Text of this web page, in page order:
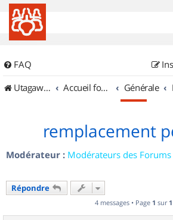
FAQ
UtagawaVTT (Randos VTT et VTTAE avec traces GPS)
Accueil forum Générale
remplacement
Modérateur : Modérateurs des Forums
Répondre
4 messages • Page 1 sur 1